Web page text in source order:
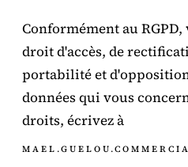
Conformément au
droit d'accès, de
portabilité et
données qui vous
droits, écrivez à